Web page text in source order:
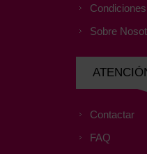
Sobre
Contactar
FAQ